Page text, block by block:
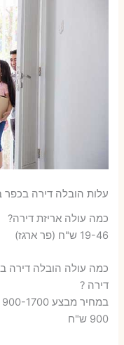
עלות הובלה דירה בכפר
כמה עולה אריזת דירה​?
19-46 ש"ח (פר ארגז)
דירה ?
900 ש"ח